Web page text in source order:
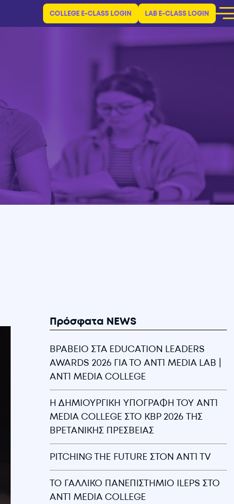
COLLEGE E-CLASS LOGIN LAB E-CLASS LOGIN
Πρόσφατα NEWS
ΒΡΑΒΕΙΟ ΣΤΑ EDUCATION LEADERS
AWARDS 2026 ΓΙΑ ΤΟ ANT1 MEDIA LAB |
ANT1 MEDIA COLLEGE
Η ΔΗΜΙΟΥΡΓΙΚΗ ΥΠΟΓΡΑΦΗ ΤΟΥ ANT1
MEDIA COLLEGE ΣΤΟ KBP 2026 ΤΗΣ
ΒΡΕΤΑΝΙΚΗΣ ΠΡΕΣΒΕΙΑΣ
PITCHING THE FUTURE ΣΤΟΝ ANT1 TV
ΤΟ ΓΑΛΛΙΚΟ ΠΑΝΕΠΙΣΤΗΜΙΟ ILEPS ΣΤΟ
ANT1 MEDIA COLLEGE